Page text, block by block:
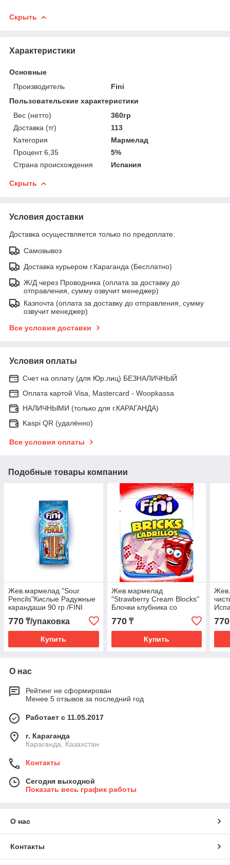
Скрыть
Характеристики
Основные
Производитель
Fini
Пользовательские характеристики
Вес (нетто)
360гр
Доставка (тг)
113
Категория
Мармелад
Процент 6,35
5%
Страна происхождения
Испания
Скрыть
Условия доставки
Доставка осуществляется только по предоплате.
Самовывоз
Доставка курьером г.Караганда (Бесплатно)
Ж/Д через Проводника (оплата за доставку до
отправления, сумму озвучит менеджер)
Казпочта (оплата за доставку до отправления, сумму
озвучит менеджер)
Все условия доставки
Условия оплаты
Счет на оплату (для Юр.лиц) БЕЗНАЛИЧНЫЙ
Оплата картой Visa, Mastercard - Woopkassa
НАЛИЧНЫМИ (только для г.КАРАГАНДА)
Kaspi QR (удалённо)
Все условия оплаты
Подобные товары компании
Жев.мармелад "Sour
Pencils"Кислые Радужные
карандаши 90 гр /FINI
Испания/ (12шт-упак)
770 ₸/упаковка
Купить
Жев.мармелад
"Strawberry Cream Blocks"
Блочки клубника со
сливками 90 гр /FINI
Испания/
770₸
Купить
770
О нас
Рейтинг не сформирован
Менее 5 отзывов за последний год
Работает с 11.05.2017
г. Караганда
Караганда, Казахстан
Контакты
Сегодня выходной
Показать весь график работы
О нас
Контакты